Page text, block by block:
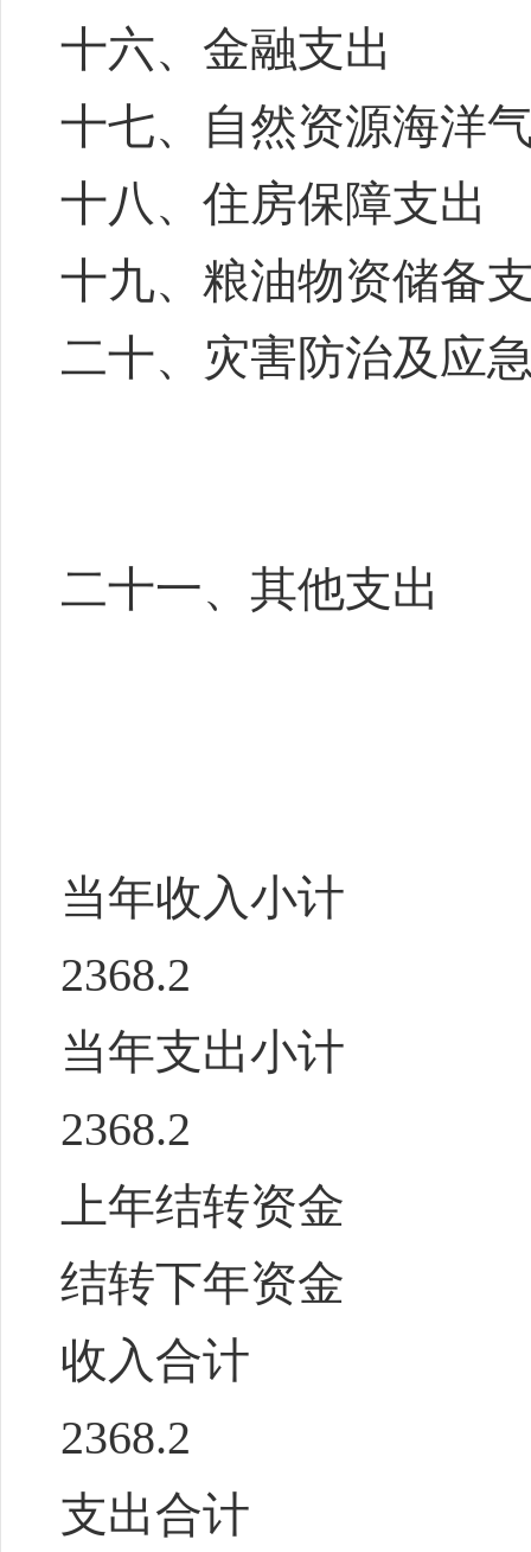
十六、金融支出
十七、自然资源海洋
十八、住房保障支出
十九、粮油物资储备
二十、灾害防治及应
二十一、其他支出
当年收入小计
2368.2
当年支出小计
2368.2
上年结转资金
结转下年资金
收入合计
2368.2
支出合计